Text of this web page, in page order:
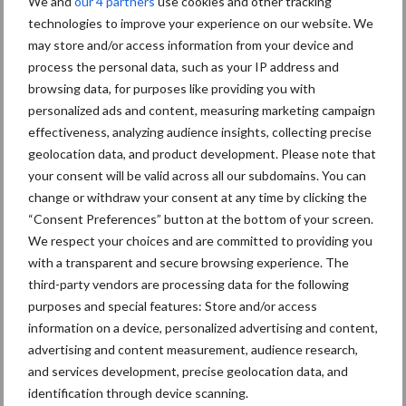
technologies to improve your experience on our website. We
may store and/or access information from your device and
process the personal data, such as your IP address and
browsing data, for purposes like providing you with
personalized ads and content, measuring marketing campaign
effectiveness, analyzing audience insights, collecting precise
geolocation data, and product development. Please note that
your consent will be valid across all our subdomains. You can
change or withdraw your consent at any time by clicking the
“Consent Preferences” button at the bottom of your screen.
We respect your choices and are committed to providing you
with a transparent and secure browsing experience. The
third-party vendors are processing data for the following
purposes and special features: Store and/or access
information on a device, personalized advertising and content,
advertising and content measurement, audience research,
and services development, precise geolocation data, and
identification through device scanning.
Primaire
Sidebar
Recent nieuws Partner nieuws
6 aug
ForFarmers ziet volume en
marktaandeel groeien in krimpende
Diergezondheid Bemesting Fokkerij
Mastitis Hittestress
Toon meer